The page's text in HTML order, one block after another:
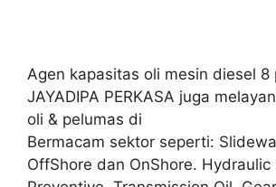
Agen kapasitas oli mesin diesel 8
JAYADIPA PERKASA juga
oli & pelumas di
Bermacam sektor seperti:
OffShore dan OnShore. Hydraulic